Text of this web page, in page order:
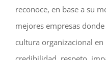
reconoce, en base a su
mejores empresas
cultura organizacional